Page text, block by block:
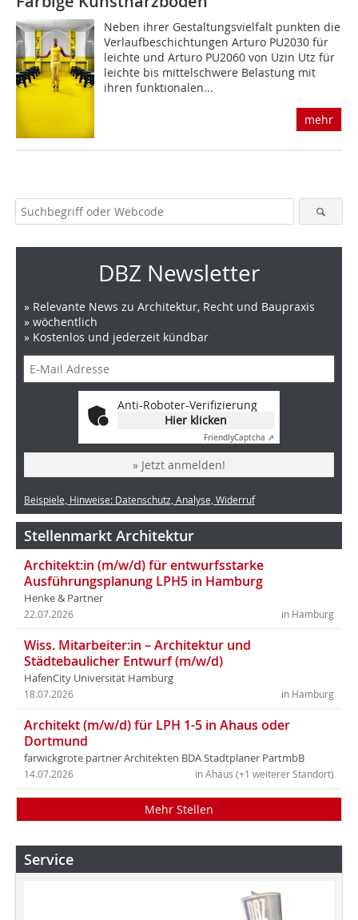
Neben ihrer Gestaltungsvielfalt punkten die
Verlaufbeschichtungen Arturo PU2030 für
leichte und Arturo PU2060 von Uzin Utz für
leichte bis mittelschwere Belastung mit
ihren funktionalen...
mehr
DBZ Newsletter
» Relevante News zu Architektur, Recht und Baupraxis
» wöchentlich
» Kostenlos und jederzeit kündbar
Anti-Roboter-Verifizierung
Hier klicken
FriendlyCaptcha ⇗
» Jetzt anmelden!
Beispiele, Hinweise: Datenschutz, Analyse, Widerruf
Stellenmarkt Architektur
Architekt:in (m/w/d) für entwurfsstarke
Ausführungsplanung LPH5 in Hamburg
Henke & Partner
in Hamburg
22.07.2026
Wiss. Mitarbeiter:in – Architektur und
Städtebaulicher Entwurf (m/w/d)
HafenCity Universität Hamburg
in Hamburg
18.07.2026
Architekt (m/w/d) für LPH 1-5 in Ahaus oder
Dortmund
farwickgrote partner Architekten BDA Stadtplaner PartmbB
in Ahaus (+1 weiterer Standort)
14.07.2026
Mehr Stellen
Service